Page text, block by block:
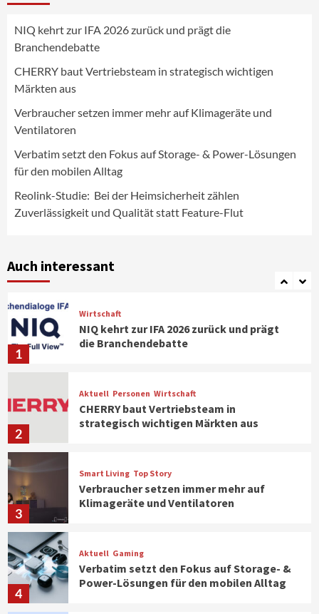
NIQ kehrt zur IFA 2026 zurück und prägt die
Branchendebatte
CHERRY baut Vertriebsteam in strategisch wichtigen
Märkten aus
Verbraucher setzen immer mehr auf Klimageräte und
Ventilatoren
Verbatim setzt den Fokus auf Storage- & Power-Lösungen
für den mobilen Alltag
Reolink-Studie: Bei der Heimsicherheit zählen
Zuverlässigkeit und Qualität statt Feature-Flut
Auch interessant
4
Power-Lösungen für den mobilen Alltag
5
Background Smart Living
Reolink-Studie: Bei der Heimsicherheit
statt Feature-Flut
6
Top Story Wirtschaft
IFA App 2026 als Download für iPhone und
7
IT-Sicherheitskennzeichen des BSI
1
Wirtschaft
NIQ kehrt zur IFA 2026 zurück und prägt
die Branchendebatte
2
Aktuell Personen Wirtschaft
CHERRY baut Vertriebsteam in
strategisch wichtigen Märkten aus
3
Smart Living Top Story
Verbraucher setzen immer mehr auf
Klimageräte und Ventilatoren
4
Aktuell Gaming
Verbatim setzt den Fokus auf Storage- &
Power-Lösungen für den mobilen Alltag